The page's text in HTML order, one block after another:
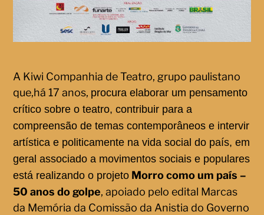
A Kiwi Companhia de Teatro, grupo paulistano
que,há 17 anos, procura elaborar um pensamento
crítico sobre o teatro, contribuir para a
compreensão de temas contemporâneos e intervir
artística e politicamente na vida social do país, em
geral associado a movimentos sociais e populares
está realizando o projeto Morro como um país –
50 anos do golpe, apoiado pelo edital Marcas
da Memória da Comissão da Anistia do Governo